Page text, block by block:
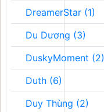
DreamerStar (1)
Du Dương (3)
DuskyMoment (2)
Duth (6)
Duy Thùng (2)